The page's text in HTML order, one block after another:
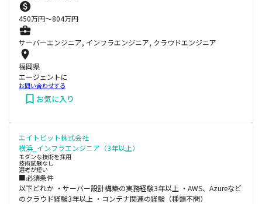
450万円〜804万円
サーバーエンジニア, インフラエンジニア, クラウドエンジニア
福岡県
エージェントに
お問い合わせする
お気に入り
エイトビット株式会社
横浜_インフラエンジニア（3年以上）
モダンな技術を採用
技術試験なし
選考が短い
■必須条件
以下どれか ・サーバー設計構築の実務経験3年以上 ・AWS、Azureなど
のクラウド経験3年以上 ・コンテナ関連の経験（種類不問）